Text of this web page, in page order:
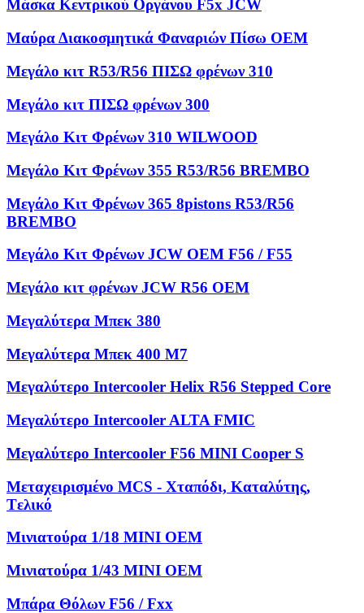
Μάσκα Κεντρικού Οργάνου F5x JCW
Μαύρα Διακοσμητικά Φαναριών Πίσω OEM
Μεγάλο κιτ R53/R56 ΠΙΣΩ φρένων 310
Μεγάλο κιτ ΠΙΣΩ φρένων 300
Μεγάλο Κιτ Φρένων 310 WILWOOD
Μεγάλο Κιτ Φρένων 355 R53/R56 BREMBO
Μεγάλο Κιτ Φρένων 365 8pistons R53/R56
BREMBO
Μεγάλο Κιτ Φρένων JCW OEM F56 / F55
Μεγάλο κιτ φρένων JCW R56 OEM
Μεγαλύτερα Μπεκ 380
Μεγαλύτερα Μπεκ 400 M7
Μεγαλύτερο Intercooler Helix R56 Stepped Core
Μεγαλύτερο Intercooler ALTA FMIC
Μεγαλύτερο Intercooler F56 MINI Cooper S
Μεταχειρισμένο MCS - Χταπόδι, Kαταλύτης,
Tελικό
Μινιατούρα 1/18 MINI OEM
Μινιατούρα 1/43 MINI OEM
Μπάρα Θόλων F56 / Fxx